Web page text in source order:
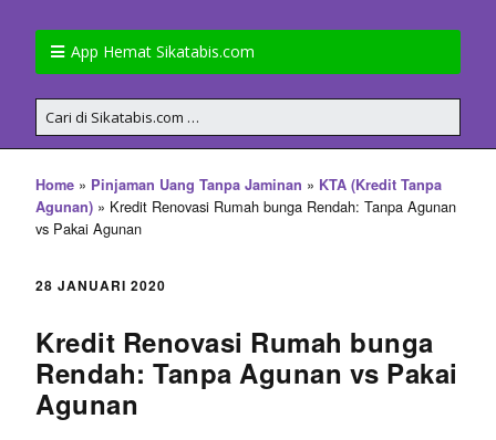
App Hemat Sikatabis.com
Home » Pinjaman Uang Tanpa Jaminan » KTA (Kredit Tanpa
Agunan) » Kredit Renovasi Rumah bunga Rendah: Tanpa Agunan
vs Pakai Agunan
28 JANUARI 2020
Kredit Renovasi Rumah bunga
Rendah: Tanpa Agunan vs Pakai
Agunan